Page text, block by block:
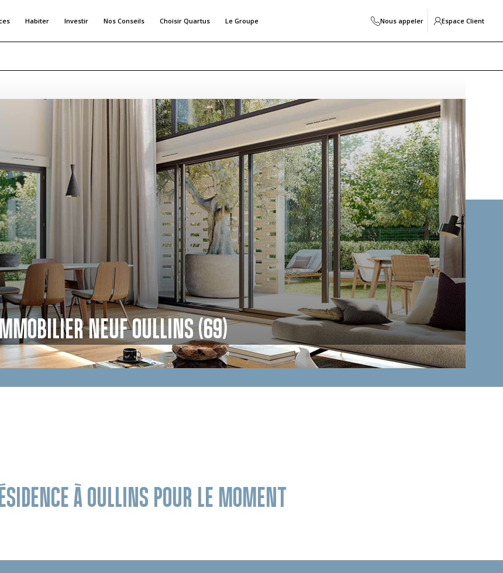
Habiter Investir Nos Conseils Choisir Quartus Le Groupe Nous appeler Espace Client
NEUF OULLINS (69)
À OULLINS POUR LE MOMENT